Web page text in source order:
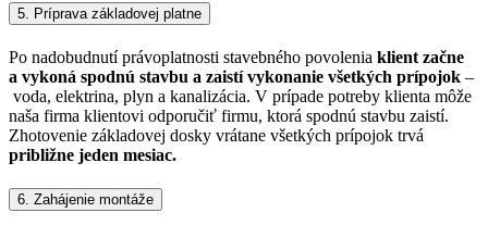
5. Príprava základovej platne
Po nadobudnutí právoplatnosti stavebného povolenia klient začne
a vykoná spodnú stavbu a zaistí vykonanie všetkých prípojok –
voda, elektrina, plyn a kanalizácia. V prípade potreby klienta môže
naša firma klientovi odporučiť firmu, ktorá spodnú stavbu zaistí.
Zhotovenie základovej dosky vrátane všetkých prípojok trvá
približne jeden mesiac.
6. Zahájenie montáže